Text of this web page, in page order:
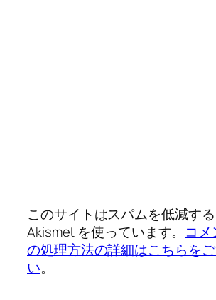
このサイトはスパムを低減す
Akismet を使っています。 コ
の処理方法の詳細はこちらを
い。